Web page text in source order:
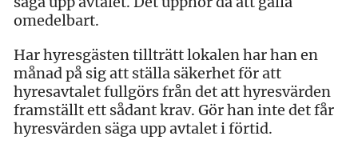
omedelbart.
Har hyresgästen tillträtt lokalen har han en
månad på sig att ställa säkerhet för att
hyresavtalet fullgörs från det att hyresvärden
framställt ett sådant krav. Gör han inte det får
hyresvärden säga upp avtalet i förtid.